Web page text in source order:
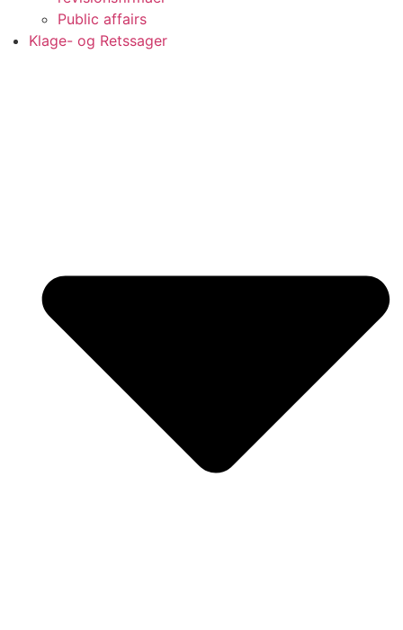
Public affairs
Klage- og Retssager